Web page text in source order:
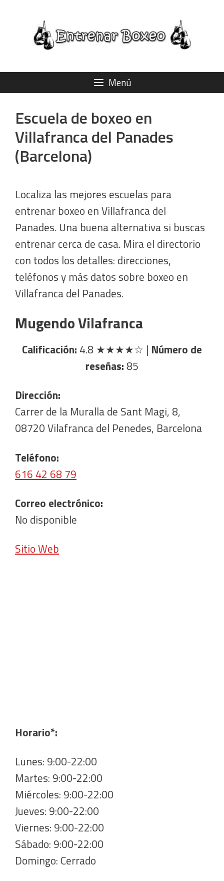
contenido
Menú
Escuela de boxeo en
Villafranca del Panades
(Barcelona)
Localiza las mejores escuelas para
entrenar boxeo en Villafranca del
Panades. Una buena alternativa si buscas
entrenar cerca de casa. Mira el directorio
con todos los detalles: direcciones,
teléfonos y más datos sobre boxeo en
Villafranca del Panades.
Mugendo Vilafranca
Calificación: 4.8 ★★★★☆ | Número de
reseñas: 85
Dirección:
Carrer de la Muralla de Sant Magi, 8,
08720 Vilafranca del Penedes, Barcelona
Teléfono:
616 42 68 79
Correo electrónico:
No disponible
Sitio Web
Horario*:
Lunes: 9:00-22:00
Martes: 9:00-22:00
Miércoles: 9:00-22:00
Jueves: 9:00-22:00
Viernes: 9:00-22:00
Sábado: 9:00-22:00
Domingo: Cerrado